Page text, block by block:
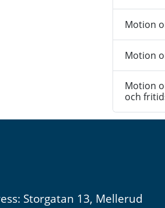
Motion
Motion
Motion
och
Storgatan 13, Mellerud